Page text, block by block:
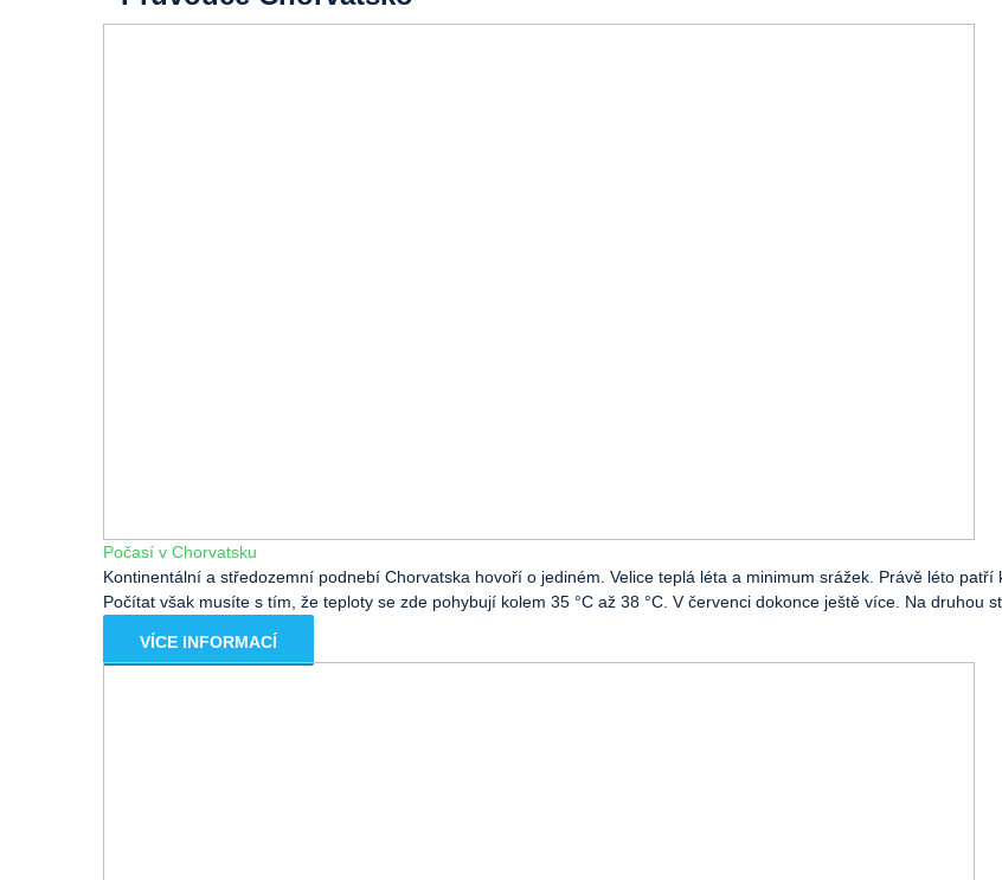
Počasí v Chorvatsku
Kontinentální a středozemní podnebí Chorvatska hovoří o jediném. Velice teplá léta a minimum srážek. Právě léto
Počítat však musíte s tím, že teploty se zde pohybují kolem 35 °C až 38 °C. V červenci dokonce ještě více. Na druhou
VÍCE INFORMACÍ